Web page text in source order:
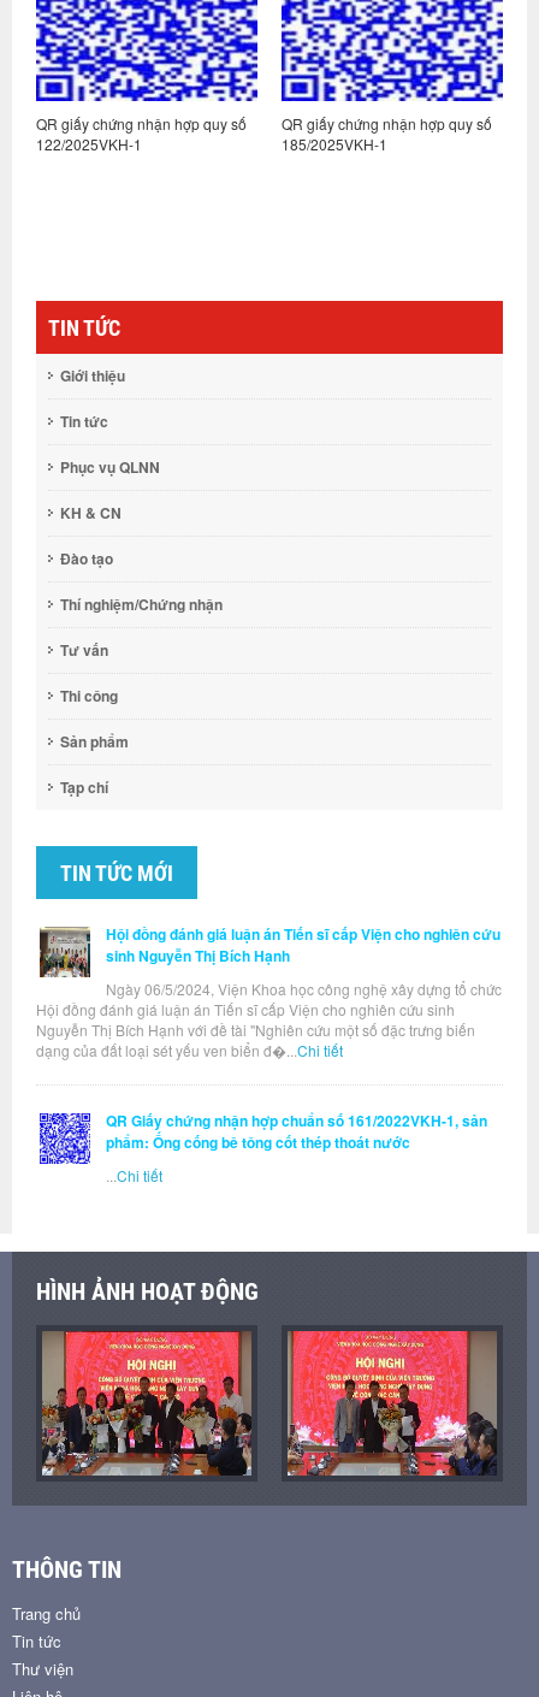
QR giấy chứng nhận hợp quy số
122/2025VKH-1
QR giấy chứng nhận hợp quy số
185/2025VKH-1
TIN TỨC
Giới thiệu
Tin tức
Phục vụ QLNN
KH & CN
Đào tạo
Thí nghiệm/Chứng nhận
Tư vấn
Thi công
Sản phẩm
Tạp chí
TIN TỨC MỚI
Hội đồng đánh giá luận án Tiến sĩ cấp Viện cho nghiên cứu
sinh Nguyễn Thị Bích Hạnh
Ngày 06/5/2024, Viện Khoa học công nghệ xây dựng tổ chức
Hội đồng đánh giá luận án Tiến sĩ cấp Viện cho nghiên cứu sinh
Nguyễn Thị Bích Hạnh với đề tài "Nghiên cứu một số đặc trưng biến
dạng của đất loại sét yếu ven biển đ�... Chi tiết
QR Giấy chứng nhận hợp chuẩn số 161/2022VKH-1, sản
phẩm: Ống cống bê tông cốt thép thoát nước
Chi tiết
HÌNH ẢNH HOẠT ĐỘNG
THÔNG TIN
Trang chủ
Tin tức
Thư viện